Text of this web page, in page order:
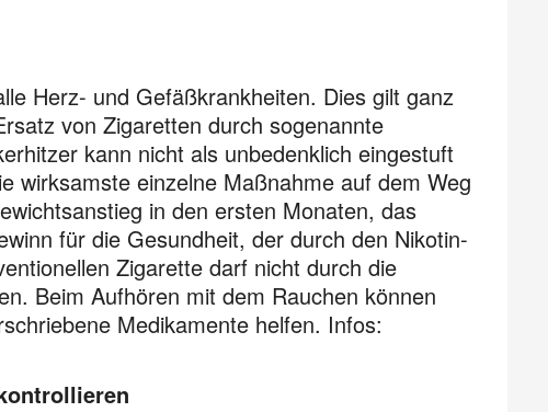
Herz- und Gefäßkrankheiten. Dies gilt ganz
von Zigaretten durch sogenannte
kann nicht als unbedenklich eingestuft
wirksamste einzelne Maßnahme auf dem Weg
in den ersten Monaten, das
für die Gesundheit, der durch den Nikotin-
Zigarette darf nicht durch die
Beim Aufhören mit dem Rauchen können
Medikamente helfen. Infos: